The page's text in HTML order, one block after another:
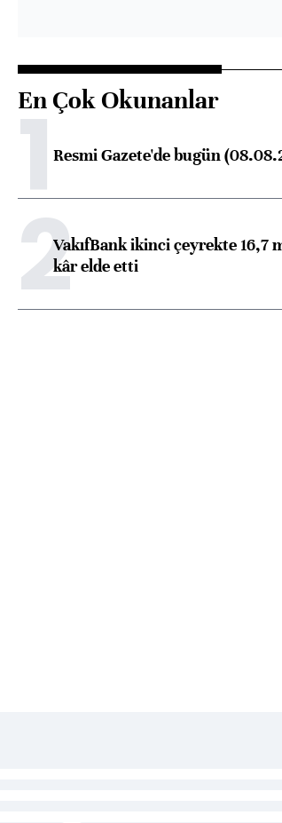
En Çok Okunanlar
1Resmi Gazete'de bugün
2VakıfBank ikinci çeyrekte 16,7
kâr elde etti